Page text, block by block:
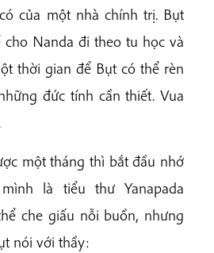
của một nhà chính trị. Bụt
Nanda đi theo tu học và
thời gian để Bụt có thể rèn
đức tính cần thiết. Vua
một tháng thì bắt đầu nhớ
là tiểu thư Yanapada
che giấu nỗi buồn, nhưng
nói với thầy: